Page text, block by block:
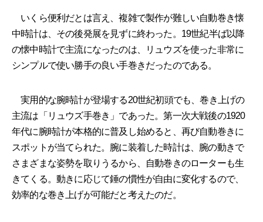
いくら便利だとは言え、複雑で製作が難しい自動巻き懐
中時計は、その後発展を見ずに終わった。19世紀半ば以降
の懐中時計で主流になったのは、リュウズを使った非常に
シンプルで使い勝手の良い手巻きだったのである。
実用的な腕時計が登場する20世紀初頭でも、巻き上げの
主流は「リュウズ手巻き」であった。第一次大戦後の1920
年代に腕時計が本格的に普及し始めると、再び自動巻きに
スポットが当てられた。腕に装着した時計は、腕の動きで
さまざまな姿勢を取りうるから、自動巻きのローターも生
きてくる。動きに応じて錘の慣性が自由に変化するので、
効率的な巻き上げが可能だと考えたのだ。